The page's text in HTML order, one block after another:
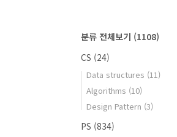
분류 전체보기 (1108)
CS (24)
Data structures (11)
Algorithms (10)
Design Pattern (3)
PS (834)